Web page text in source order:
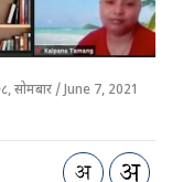
सोमबार / June 7, 2021